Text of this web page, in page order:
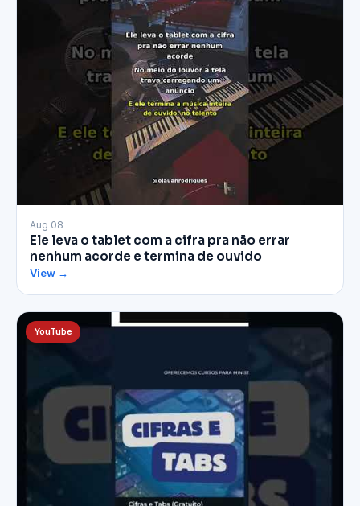
▶
Aug 08
Ele leva o tablet com a cifra pra não errar
nenhum acorde e termina de ouvido
View →
YouTube